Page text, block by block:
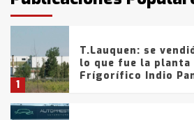
tarde del sábado
1
T.Lauquen: se
lo que fue la
Frígorífico Indio